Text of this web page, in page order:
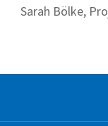
Sarah Bölke,